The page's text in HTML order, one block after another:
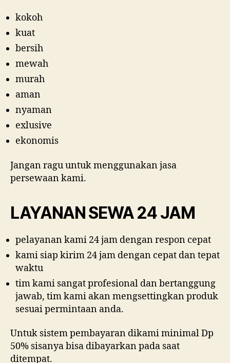
kokoh
kuat
bersih
mewah
murah
aman
nyaman
exlusive
ekonomis
Jangan ragu untuk menggunakan jasa
persewaan kami.
LAYANAN SEWA 24 JAM
pelayanan kami 24 jam dengan respon cepat
kami siap kirim 24 jam dengan cepat dan tepat
waktu
tim kami sangat profesional dan bertanggung
jawab, tim kami akan mengsettingkan produk
sesuai permintaan anda.
Untuk sistem pembayaran dikami minimal Dp
50% sisanya bisa dibayarkan pada saat
ditempat.